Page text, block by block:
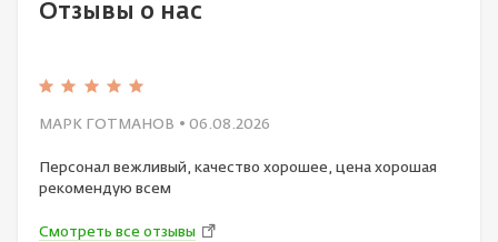
Отзывы о нас
МАРК ГОТМАНОВ • 06.08.2026
Персонал вежливый, качество хорошее, цена хорошая
рекомендую всем
Смотреть все отзывы